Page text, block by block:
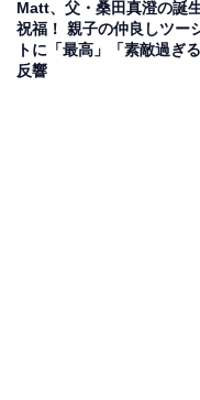
Matt、父・桑田真澄の誕
祝福！ 親子の仲良しツー
トに「最高」「素敵過ぎ
反響